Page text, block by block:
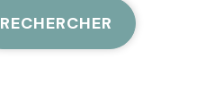
RECHERCHER